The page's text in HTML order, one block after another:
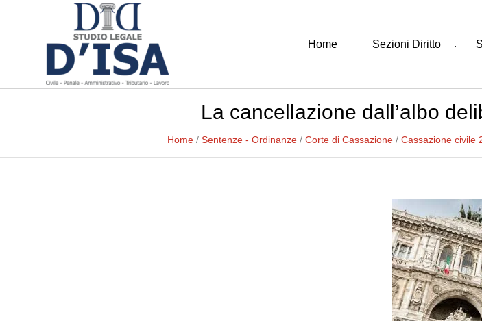
Home Sezioni Diritto
La cancellazione dall’albo
Home / Sentenze - Ordinanze / Corte di Cassazione / Cassazione civile